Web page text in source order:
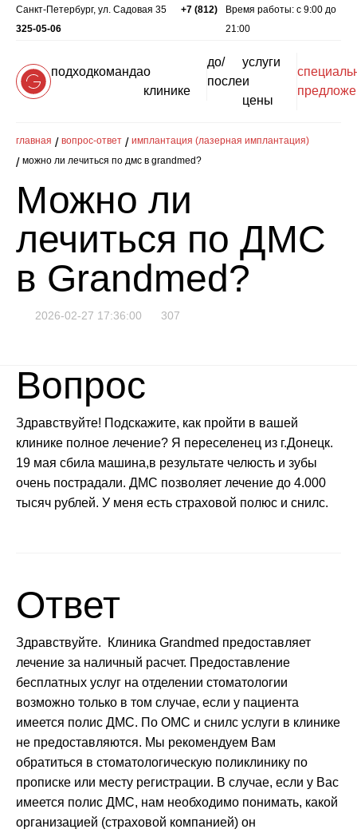
Санкт-Петербург, ул. Садовая 35
+7 (812)
325-05-06
Время работы: c 9:00 до
21:00
подходкомандао
клинике
до/
после
услуги
и
цены
главная вопрос-ответ
имплантация (лазерная имплантация)
можно ли лечиться по дмс в grandmed?
Можно ли
лечиться по ДМС
в Grandmed?
2026-02-27 17:36:00 307
Вопрос
Здравствуйте! Подскажите, как пройти в вашей
клинике полное лечение? Я переселенец из г.Донецк.
19 мая cбила машина,в результате челюсть и зубы
очень пострадали. ДМС позволяет лечение до 4.000
тысяч рублей. У меня есть страховой полюс и снилс.
Ответ
Здравствуйте. Клиника Grandmed предоставляет
лечение за наличный расчет. Предоставление
бесплатных услуг на отделении стоматологии
возможно только в том случае, если у пациента
имеется полис ДМС. По ОМС и снилс услуги в клинике
не предоставляются. Мы рекомендуем Вам
обратиться в стоматологическую поликлинику по
прописке или месту регистрации. В случае, если у Вас
имеется полис ДМС, нам необходимо понимать, какой
организацией (страховой компанией) он